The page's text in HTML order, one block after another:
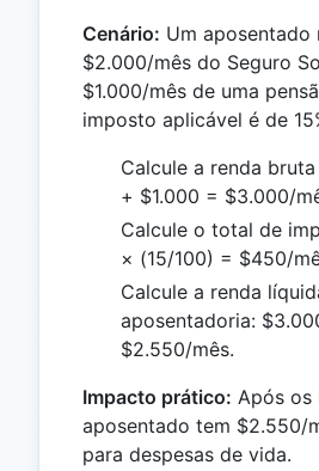
Cenário: Um aposentado
$2.000/mês do Seguro
$1.000/mês de uma
imposto aplicável é de
Calcule a renda
+ $1.000 = $3.000/
Calcule o total de
× (15/100) = $450/
Calcule a renda
aposentadoria:
$2.550/mês.
Impacto prático: Após os
aposentado tem $2.550/
para despesas de vida.